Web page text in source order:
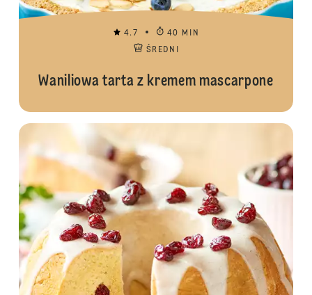
4.7
40 MIN
ŚREDNI
Waniliowa tarta z kremem mascarpone